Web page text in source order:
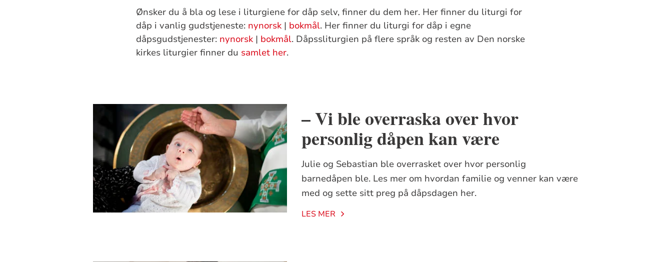
Ønsker du å bla og lese i liturgiene for dåp selv, finner du dem her. Her finner du liturgi for
dåp i vanlig gudstjeneste: nynorsk | bokmål. Her finner du liturgi for dåp i egne
dåpsgudstjenester: nynorsk | bokmål. Dåpssliturgien på flere språk og resten av Den norske
kirkes liturgier finner du samlet her.
– Vi ble overraska over hvor
personlig dåpen kan være
Julie og Sebastian ble overrasket over hvor personlig
barnedåpen ble. Les mer om hvordan familie og venner kan være
med og sette sitt preg på dåpsdagen her.
LES MER